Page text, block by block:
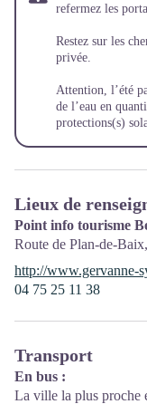
refermez les
Restez sur les
privée.
Attention, l’été
de l’eau en
protections(s)
Lieux de
Point info tourisme
Route de Plan-de-Baix,
http://www.gervanne-
04 75 25 11 38
Transport
En bus :
La ville la plus proche